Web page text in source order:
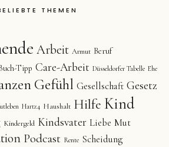
THEMEN
Arbeit Armut Beruf
Tipp Care-Arbeit Düsseldorfer Tabelle Ehe
Gefühl Gesellschaft Gesetz
Hartz4 Haushalt Hilfe Kind
Kindergeld Kindsvater Liebe Mut
Podcast Rente Scheidung